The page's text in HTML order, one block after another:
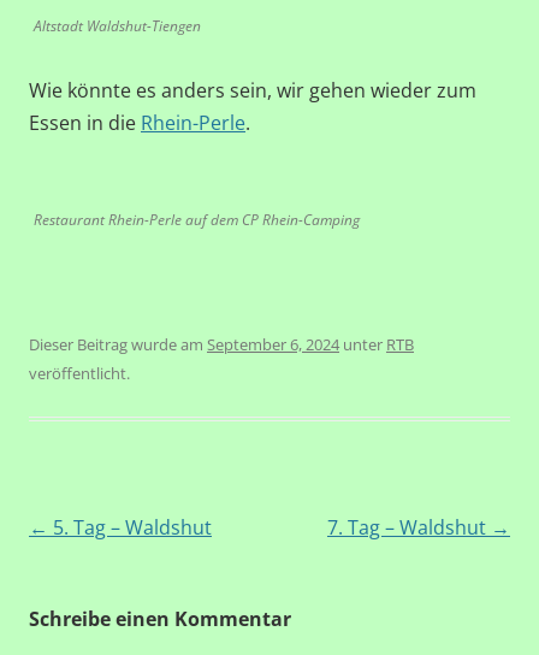
Altstadt Waldshut-Tiengen
Wie könnte es anders sein, wir gehen wieder zum
Essen in die Rhein-Perle.
Restaurant Rhein-Perle auf dem CP Rhein-Camping
Dieser Beitrag wurde am September 6, 2024unter RTB
veröffentlicht.
Beitragsnavigation
← 5. Tag – Waldshut 7. Tag – Waldshut →
Schreibe einen Kommentar